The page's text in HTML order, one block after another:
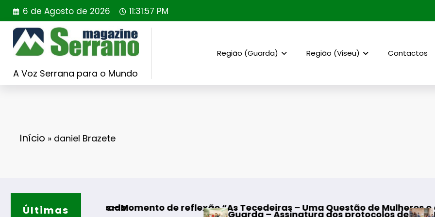
Saltar
para
conteúdo
6 de Agosto de 2026 11:31:58 PM
A Voz Serrana para o Mundo
Região (Guarda) Região (Viseu) Contactos
Início » daniel Brazete
Últimas
sorteado– Momento de reflexão “As Tecedeiras – Uma Questão de Mulheres e de Homens”
Guarda – Assinatura dos protocolos de cooperação entre
Mangualde –